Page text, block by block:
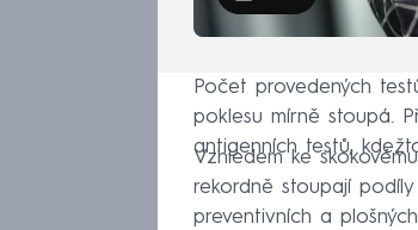
Počet provedených
poklesu mírně stoupá.
antigenních testů,
Vzhledem ke
rekordně stoupají
preventivních a